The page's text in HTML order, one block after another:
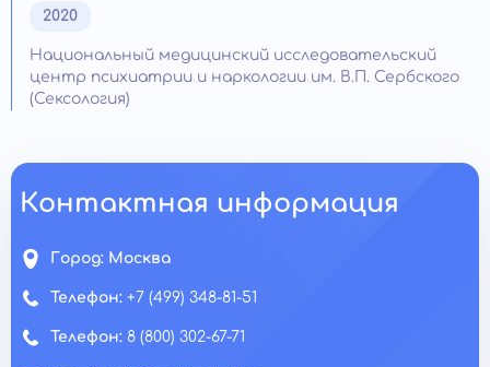
2020
Национальный медицинский исследовательский
центр психиатрии и наркологии им. В.П. Сербского
(Сексология)
Контактная информация
Город: Москва
Телефон: +7 (499) 348-81-51
Телефон: 8 (800) 302-67-71